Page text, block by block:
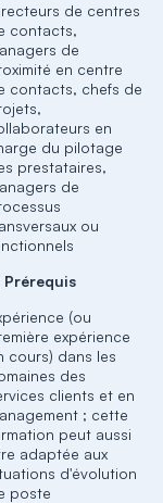
de centres
contacts,
de
en centre
contacts, chefs de
en
du pilotage
prestataires,
de
ou
Prérequis
(ou
expérience
cours) dans les
des
clients et en
; cette
peut aussi
adaptée aux
d'évolution
poste